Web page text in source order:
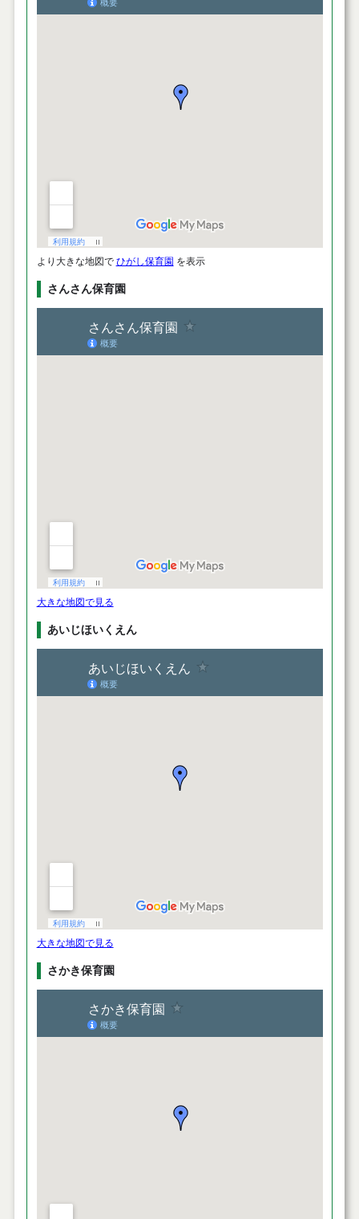
より大きな地図で ひがし保育園 を表示
さんさん保育園
大きな地図で見る
あいじほいくえん
大きな地図で見る
さかき保育園